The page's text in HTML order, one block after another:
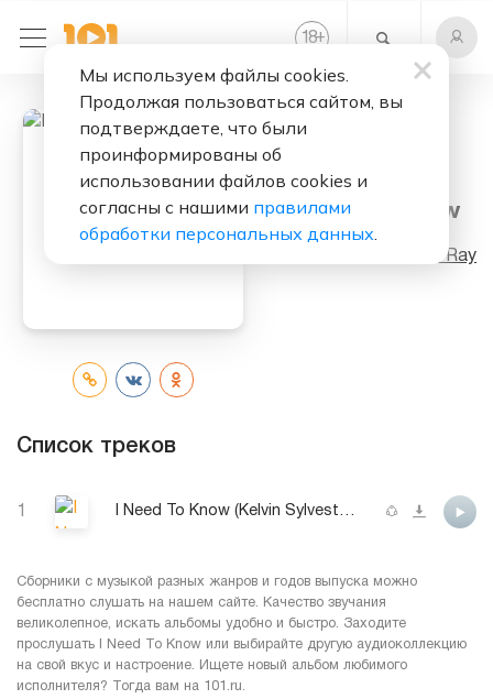
18+
Слушать бесплатно
I Need To Know
Rona Ray
Список треков
1 I Need To Know (Kelvin Sylvester Extended Vocal)
Сборники с музыкой разных жанров и годов выпуска можно
бесплатно слушать на нашем сайте. Качество звучания
великолепное, искать альбомы удобно и быстро. Заходите
прослушать I Need To Know или выбирайте другую аудиоколлекцию
на свой вкус и настроение. Ищете новый альбом любимого
исполнителя? Тогда вам на 101.ru.
Мы используем файлы cookies.
Продолжая пользоваться сайтом, вы
подтверждаете, что были
проинформированы об
использовании файлов cookies и
согласны с нашими правилами
обработки персональных данных.